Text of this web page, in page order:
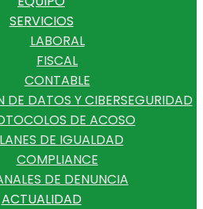
SERVICIOS
LABORAL
FISCAL
CONTABLE
DE DATOS Y CIBERSEGURIDAD
DE ACOSO
DE IGUALDAD
COMPLIANCE
DE DENUNCIA
ACTUALIDAD